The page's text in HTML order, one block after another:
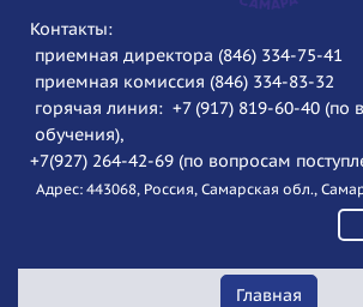
Контакты:
приемная директора (846) 334-75-41
приемная комиссия (846) 334-83-32
горячая линия: +7 (917) 819-60-40 (по
обучения),
+7(927) 264-42-69 (по вопросам
Адрес: 443068, Россия, Самарская обл.,
Главная